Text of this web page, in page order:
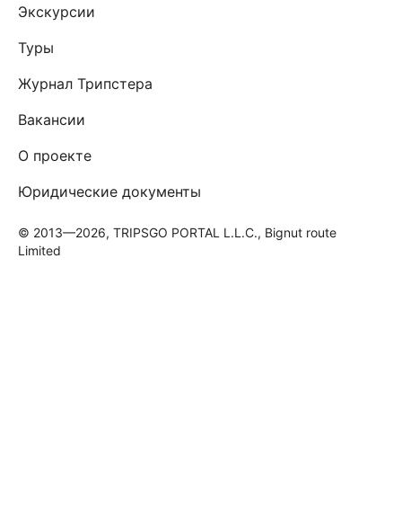
Экскурсии
Туры
Журнал Трипстера
Вакансии
О проекте
Юридические документы
© 2013—2026, TRIPSGO PORTAL L.L.C., Bignut route
Limited